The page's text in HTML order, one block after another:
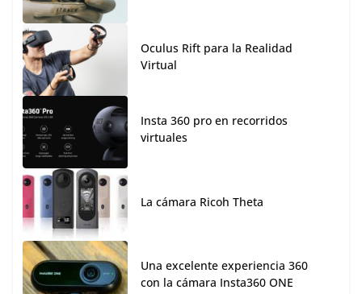
Oculus Rift para la Realidad
Virtual
Insta 360 pro en recorridos
virtuales
La cámara Ricoh Theta
Una excelente experiencia 360
con la cámara Insta360 ONE